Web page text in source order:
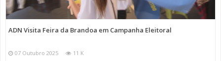
ADN Visita Feira da Brandoa em Campanha Eleitoral
07 Outubro 2025 11 K